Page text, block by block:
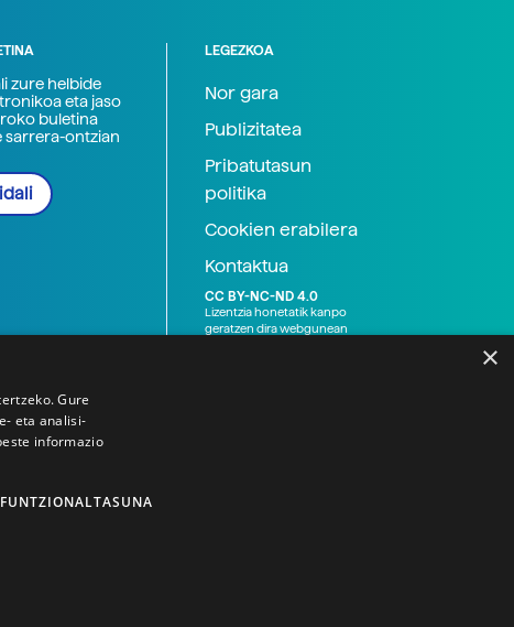
zure helbide
eta jaso
buletina
sarrera-ontzian
LEGEZKOA
Nor gara
Publizitatea
Pribatutasun
politika
Cookien erabilera
Kontaktua
CC BY-NC-ND 4.0
Lizentzia honetatik kanpo
geratzen dira webgunean
×
Gure
eta analisi-
informazio
FUNTZIONALTASUNA